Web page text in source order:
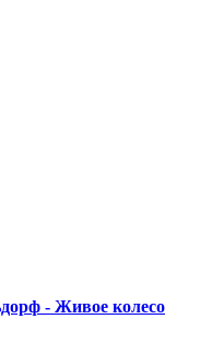
- Живое колесо